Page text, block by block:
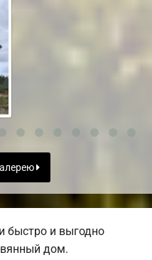
быстро и выгодно
дом.